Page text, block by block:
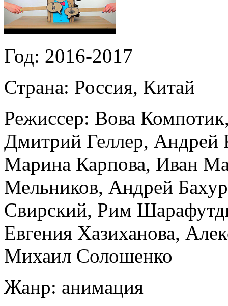
Год: 2016-2017
Страна: Россия, Китай
Режиссер: Вова Компотик
Дмитрий Геллер, Андрей
Марина Карпова, Иван
Мельников, Андрей
Свирский, Рим
Евгения Хазиханова,
Михаил Солошенко
Жанр: анимация